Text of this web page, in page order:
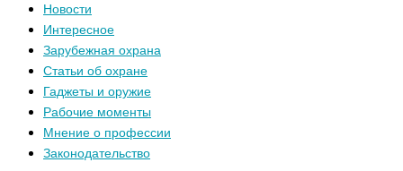
Новости
Интересное
Зарубежная охрана
Статьи об охране
Гаджеты и оружие
Рабочие моменты
Мнение о профессии
Законодательство